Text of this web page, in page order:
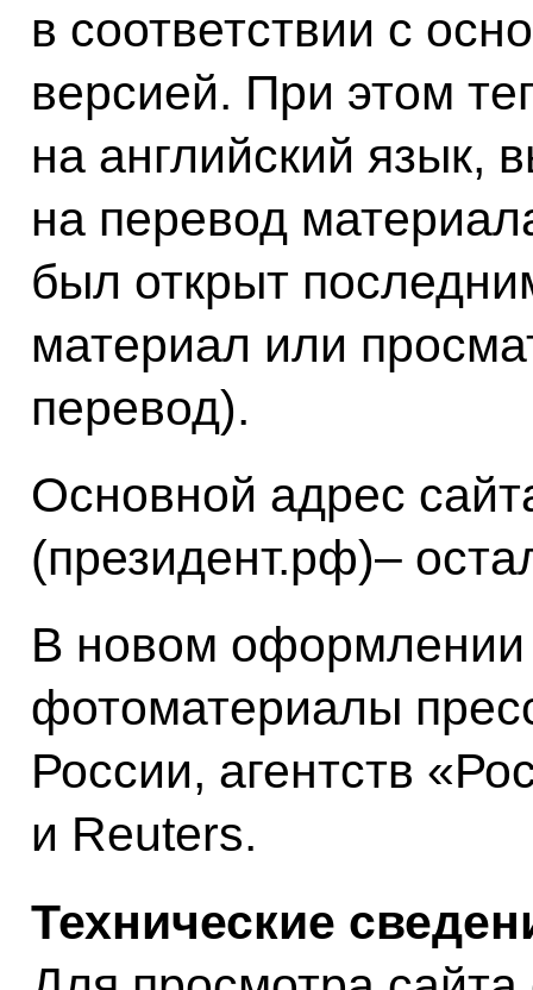
в соответствии с
версией. При этом
на английский язык,
на перевод
был открыт
материал или
перевод).
Основной адрес
(президент.рф)–
В новом оформлении
фотоматериалы
России, агентств
и Reuters.
Технические